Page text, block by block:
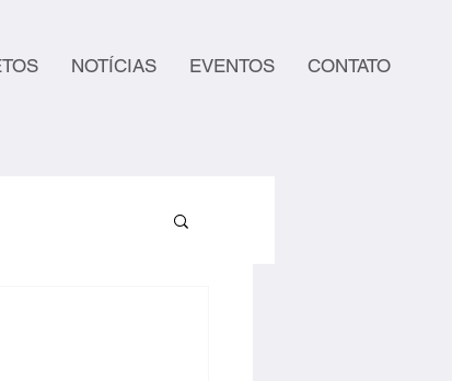
NOTÍCIAS EVENTOS CONTATO